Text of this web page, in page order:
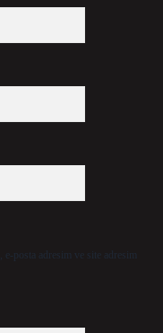
e-posta adresim ve site adresim